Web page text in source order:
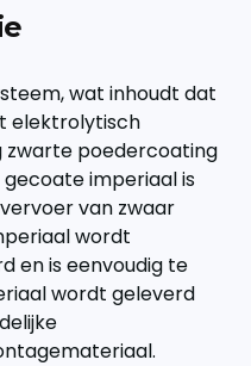
wat inhoudt dat
elektrolytisch
zwarte poedercoating
gecoate imperiaal is
van zwaar
wordt
en is eenvoudig te
wordt geleverd